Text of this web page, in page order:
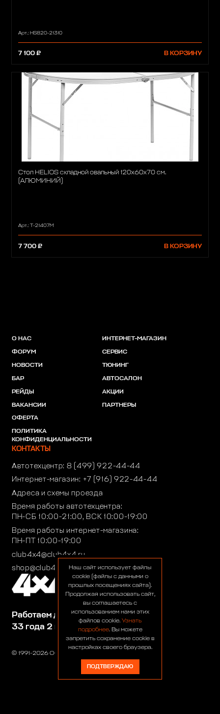
Арт.: HS820-21310
7 100 ₽ В КОРЗИНУ
Стол HELIOS складной овальный 120х60х70 см.
(АЛЮМИНИЙ)
Арт.: Т-21407M
7 700 ₽ В КОРЗИНУ
© 1991-2026 ООО «Сервис 4х4»
Работаем для вас:
33 года 2 месяца 24 дня
О НАС
ФОРУМ
НОВОСТИ
БАР
РЕЙДЫ
ВАКАНСИИ
ОФЕРТА
ПОЛИТИКА
КОНФИДЕНЦИАЛЬНОСТИ
ИНТЕРНЕТ-МАГАЗИН
СЕРВИС
ТЮНИНГ
АВТОСАЛОН
АКЦИИ
ПАРТНЕРЫ
КОНТАКТЫ
Автотехцентр: 8 (499) 922-44-44
Интернет-магазин: +7 (916) 922-44-44
Адреса и схемы проезда
Время работы автотехцентра:
ПН-СБ 10:00-21:00, ВСК 10:00-19:00
Время работы интернет-магазина:
ПН-ПТ 10:00-19:00
club4x4@club4x4.ru
shop@club4x4.ruНаш сайт использует файлы
cookie (файлы с данными о
прошлых посещениях сайта).
Продолжая использовать сайт,
вы соглашаетесь с
использованием нами этих
файлов cookie. Узнать
подробнее. Вы можете
запретить сохранение cookie в
настройках своего браузера.
ПОДТВЕРЖДАЮ